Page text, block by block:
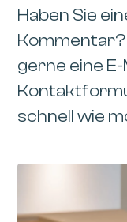
Haben Sie
Kommentar?
gerne eine
schnell wie